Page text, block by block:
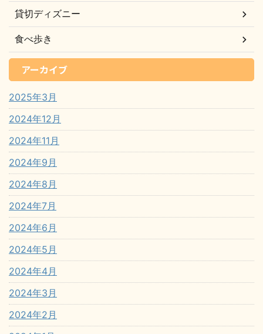
貸切ディズニー
食べ歩き
アーカイブ
2025年3月
2024年12月
2024年11月
2024年9月
2024年8月
2024年7月
2024年6月
2024年5月
2024年4月
2024年3月
2024年2月